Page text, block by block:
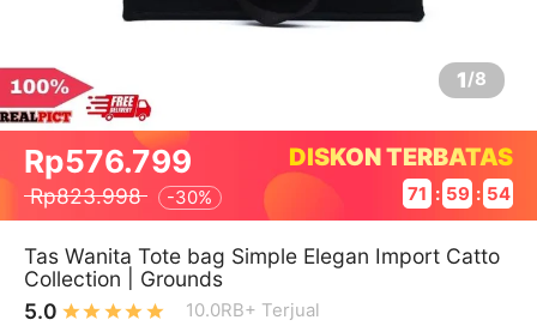
1/8
Rp576.799
Rp823.998 -30%
DISKON TERBATAS
71 : 59 : 53
Tas Wanita Tote bag Simple Elegan Import Catto
Collection | Grounds
5.0
10.0RB+ Terjual